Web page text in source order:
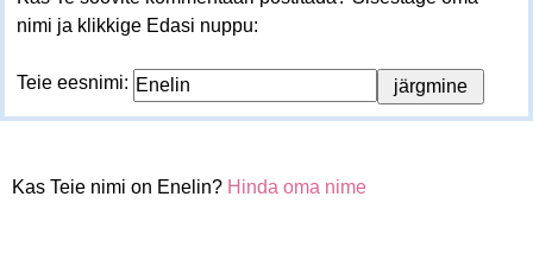
nimi ja klikkige Edasi nuppu:
Teie eesnimi:
Kas Teie nimi on Enelin? Hinda oma nime